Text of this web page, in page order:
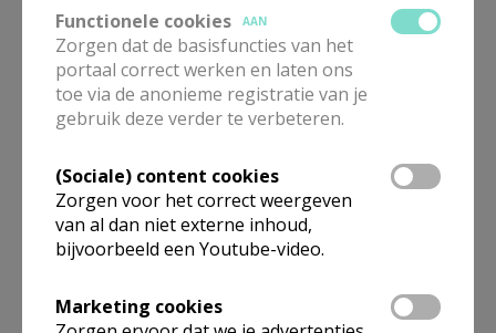
Een absoluut hoogtepunt in de geschiedenis van de
zelfstandige parochie H.-Hart Heiende was de viering
van 100 jaar kerk in 1982. De ganse gemeenschap en
alle plaatselijke verenigingen, aangestuurd door een
comité bestaande uit Frans De Munck, Denise Van
Bastelaere en Hugo Van der Jeugt, kwamen op diverse
vlakken in actie. Zo kwamen er een TV-mis op 5
september en een heuse historische stoet op 18
september, waarbij diverse taferelen uit de
werden afgebeeld. Er werd ook een Heiendse info-
Functionele cookies
AAN
Zorgen dat de basisfuncties van het
portaal correct werken en laten ons
toe via de anonieme registratie van je
gebruik deze verder te verbeteren.
(Sociale) content cookies
Zorgen voor het correct weergeven
van al dan niet externe inhoud,
bijvoorbeeld een Youtube-video.
Marketing cookies